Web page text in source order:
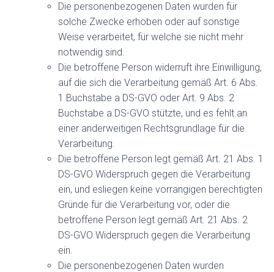
Die personenbezogenen Daten wurden für
solche Zwecke erhoben oder auf sonstige
Weise verarbeitet, für welche sie nicht mehr
notwendig sind.
Die betroffene Person widerruft ihre Einwilligung,
auf die sich die Verarbeitung gemäß Art. 6 Abs.
1 Buchstabe a DS-GVO oder Art. 9 Abs. 2
Buchstabe a DS-GVO stützte, und es fehlt an
einer anderweitigen Rechtsgrundlage für die
Verarbeitung.
Die betroffene Person legt gemäß Art. 21 Abs. 1
DS-GVO Widerspruch gegen die Verarbeitung
ein, und esliegen keine vorrangigen berechtigten
Gründe für die Verarbeitung vor, oder die
betroffene Person legt gemäß Art. 21 Abs. 2
DS-GVO Widerspruch gegen die Verarbeitung
ein.
Die personenbezogenen Daten wurden